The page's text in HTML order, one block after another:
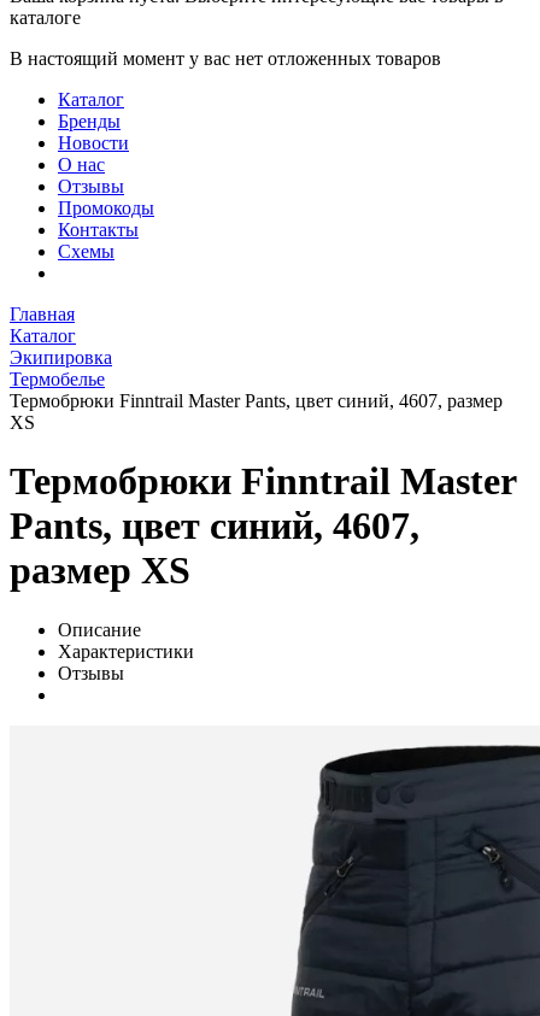
каталоге
В настоящий момент у вас нет отложенных товаров
Каталог
Бренды
Новости
О нас
Отзывы
Промокоды
Контакты
Схемы
Главная
Каталог
Экипировка
Термобелье
Термобрюки Finntrail Master Pants, цвет синий, 4607, размер
XS
Термобрюки Finntrail Master
Pants, цвет синий, 4607,
размер XS
Описание
Характеристики
Отзывы